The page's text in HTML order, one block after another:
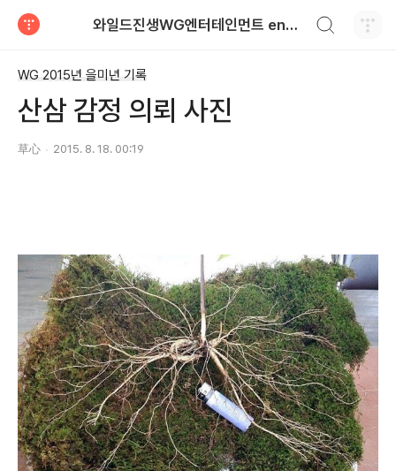
와일드진생WG엔터테인먼트 entertainment
WG 2015년 을미년 기록
산삼 감정 의뢰 사진
草心 2015. 8. 18. 00:19